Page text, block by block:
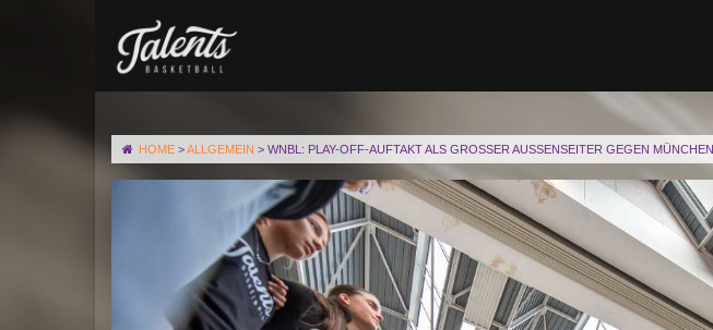
HOME >ALLGEMEIN > WNBL: PLAY-OFF-AUFTAKT ALS GROSSER AUSSENSEITER GEGEN MÜNCHEN